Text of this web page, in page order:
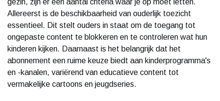
Allereerst is de beschikbaarheid van ouderlijk toezicht
essentieel. Dit stelt ouders in staat om de toegang tot
ongepaste content te blokkeren en te controleren wat hun
kinderen kijken. Daarnaast is het belangrijk dat het
abonnement een ruime keuze biedt aan kinderprogramma's
en -kanalen, variërend van educatieve content tot
vermakelijke cartoons en jeugdseries.